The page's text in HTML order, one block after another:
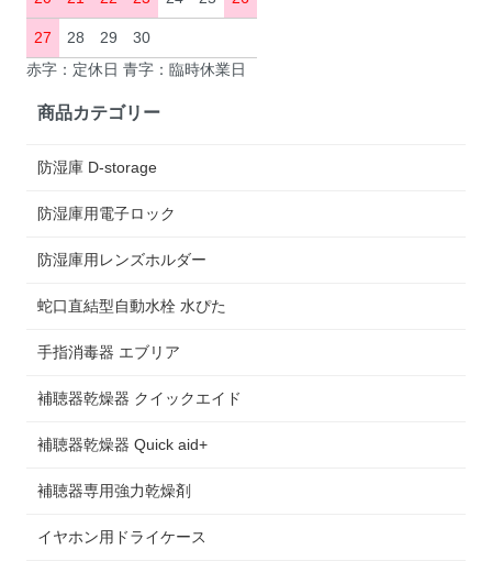
27 28 29
30
赤字：定休日 青字：臨時休業日
商品カテゴリー
防湿庫 D-storage
防湿庫用電子ロック
防湿庫用レンズホルダー
蛇口直結型自動水栓 水ぴた
手指消毒器 エブリア
補聴器乾燥器 クイックエイド
補聴器乾燥器 Quick aid+
補聴器専用強力乾燥剤
イヤホン用ドライケース